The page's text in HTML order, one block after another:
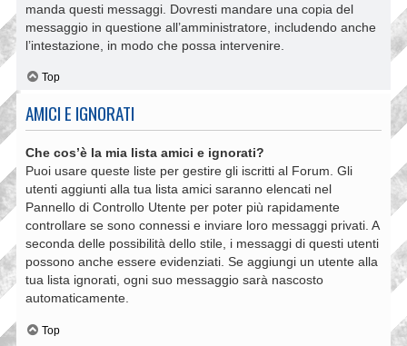
manda questi messaggi. Dovresti mandare una copia del
messaggio in questione all’amministratore, includendo anche
l’intestazione, in modo che possa intervenire.
Top
AMICI E IGNORATI
Che cos’è la mia lista amici e ignorati?
Puoi usare queste liste per gestire gli iscritti al Forum. Gli
utenti aggiunti alla tua lista amici saranno elencati nel
Pannello di Controllo Utente per poter più rapidamente
controllare se sono connessi e inviare loro messaggi privati. A
seconda delle possibilità dello stile, i messaggi di questi utenti
possono anche essere evidenziati. Se aggiungi un utente alla
tua lista ignorati, ogni suo messaggio sarà nascosto
automaticamente.
Top